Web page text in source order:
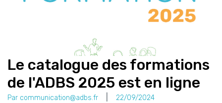
Le catalogue des formations
de l'ADBS 2025 est en ligne
Par communication@adbs.fr 22/09/2024